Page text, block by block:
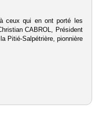
ceux qui en ont porté les
CABROL, Président
Pitié-Salpétrière, pionnière